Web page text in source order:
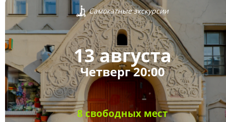
Самокатные экскурсии
13 августа
Четверг 20:00
8 свободных мест